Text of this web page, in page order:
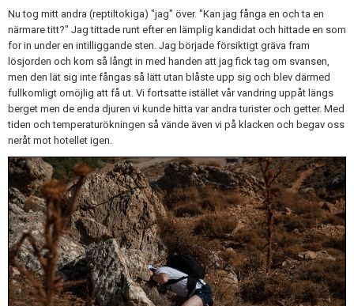
Nu tog mitt andra (reptiltokiga) "jag" över. "Kan jag fånga en och ta en
närmare titt?" Jag tittade runt efter en lämplig kandidat och hittade en som
for in under en intilliggande sten. Jag började försiktigt gräva fram
lösjorden och kom så långt in med handen att jag fick tag om svansen,
men den lät sig inte fångas så lätt utan blåste upp sig och blev därmed
fullkomligt omöjlig att få ut. Vi fortsatte istället vår vandring uppåt längs
berget men de enda djuren vi kunde hitta var andra turister och getter. Med
tiden och temperaturökningen så vände även vi på klacken och begav oss
neråt mot hotellet igen.